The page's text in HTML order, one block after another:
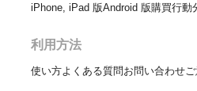
iPhone, iPad 版Android 版購買行動
利用方法
使い方よくある質問お問い合わせ